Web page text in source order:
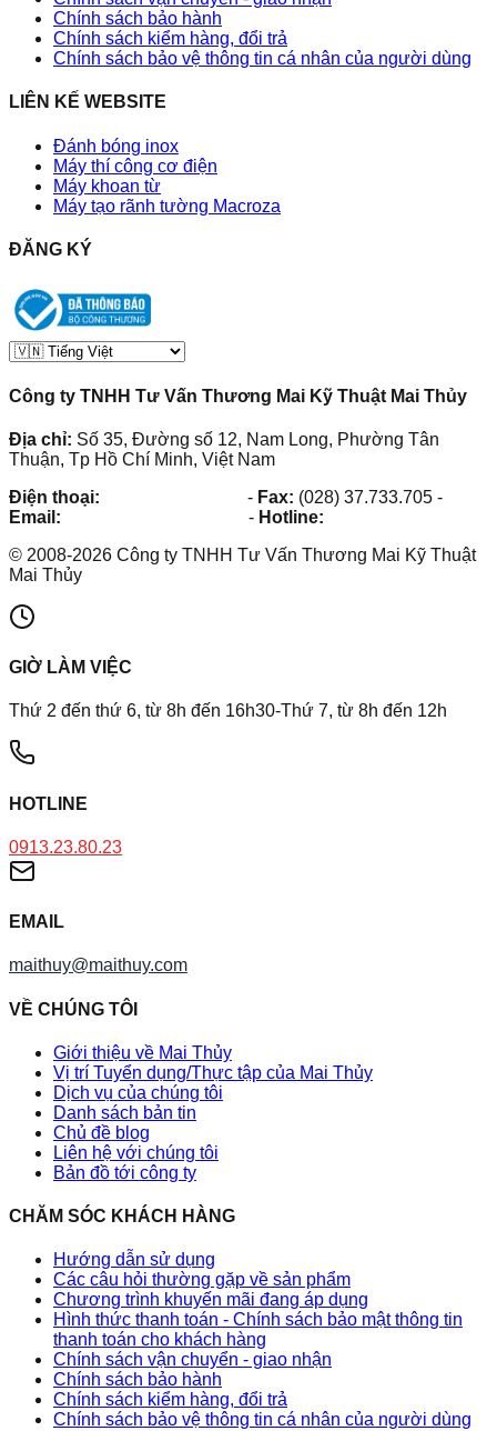
Chính sách bảo hành
Chính sách kiểm hàng, đổi trả
Chính sách bảo vệ thông tin cá nhân của người dùng
LIÊN KẾ WEBSITE
Đánh bóng inox
Máy thí công cơ điện
Máy khoan từ
Máy tạo rãnh tường Macroza
ĐĂNG KÝ
Công ty TNHH Tư Vấn Thương Mai Kỹ Thuật Mai Thủy
Địa chỉ: Số 35, Đường số 12, Nam Long, Phường Tân
Thuận, Tp Hồ Chí Minh, Việt Nam
Điện thoại:
- Fax: (028) 37.733.705 -
Email:
- Hotline:
© 2008-2026 Công ty TNHH Tư Vấn Thương Mai Kỹ Thuật
Mai Thủy
GIỜ LÀM VIỆC
Thứ 2 đến thứ 6, từ 8h đến 16h30-Thứ 7, từ 8h đến 12h
HOTLINE
0913.23.80.23
EMAIL
maithuy@maithuy.com
VỀ CHÚNG TÔI
Giới thiệu về Mai Thủy
Vị trí Tuyển dụng/Thực tập của Mai Thủy
Dịch vụ của chúng tôi
Danh sách bản tin
Chủ đề blog
Liên hệ với chúng tôi
Bản đồ tới công ty
CHĂM SÓC KHÁCH HÀNG
Hướng dẫn sử dụng
Các câu hỏi thường gặp về sản phẩm
Chương trình khuyến mãi đang áp dụng
Hình thức thanh toán - Chính sách bảo mật thông tin
thanh toán cho khách hàng
Chính sách vận chuyển - giao nhận
Chính sách bảo hành
Chính sách kiểm hàng, đổi trả
Chính sách bảo vệ thông tin cá nhân của người dùng